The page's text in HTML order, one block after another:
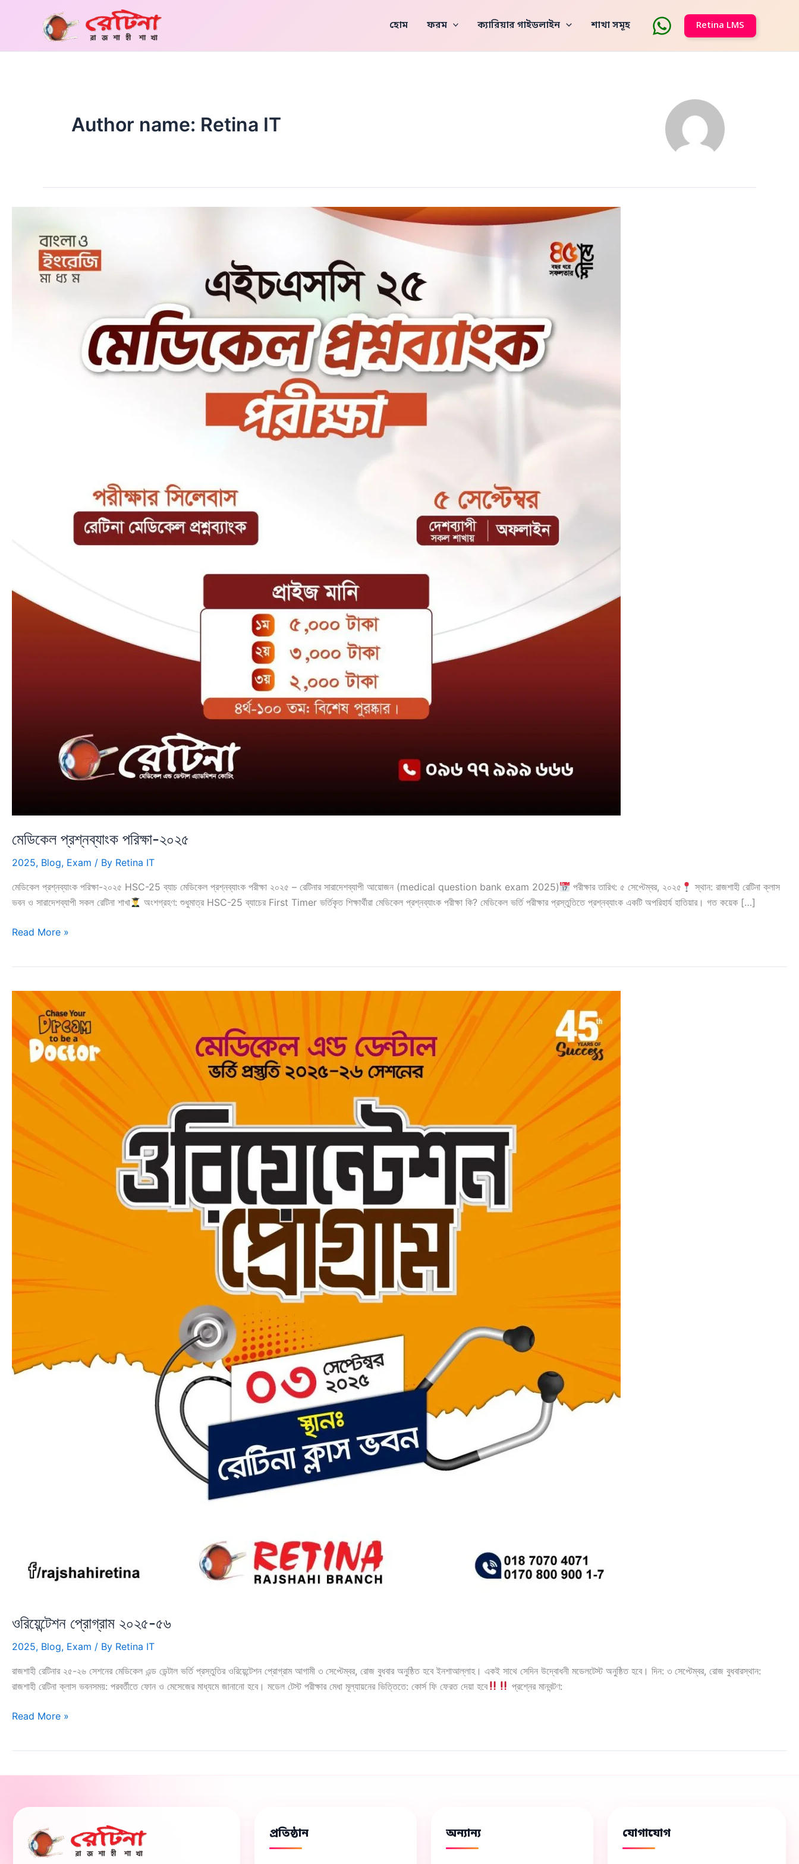
হোম ফরম ক্যারিয়ার গাইডলাইন শাখা সমূহ Retina LMS
Author name: Retina IT
মেডিকেল প্রশ্নব্যাংক পরিক্ষা-২০২৫
2025, Blog, Exam / By Retina IT
মেডিকেল প্রশ্নব্যাংক পরিক্ষা-২০২৫ HSC-25 ব্যাচ মেডিকেল প্রশ্নব্যাংক পরীক্ষা ২০২৫ – রেটিনার সারাদেশব্যাপী আয়োজন (medical question bank exam 2025) পরীক্ষার তারিখ: ৫ সেপ্টেম্বর, ২০২৫
স্থান: রাজশাহী রেটিনা ক্লাস
ভবন ও সারাদেশব্যাপী সকল রেটিনা শাখা
অংশগ্রহণ: শুধুমাত্র HSC-25 ব্যাচের First Timer ভর্তিকৃত শিক্ষার্থীরা মেডিকেল প্রশ্নব্যাংক পরীক্ষা কি? মেডিকেল ভর্তি পরীক্ষার প্রস্তুতিতে প্রশ্নব্যাংক একটি অপরিহার্য হাতিয়ার। গত কয়েক […]
মেডিকেল
Read More »
ওরিয়েন্টেশন প্রোগ্রাম ২০২৫-৫৬
2025, Blog, Exam / By Retina IT
রাজশাহী রেটিনার ২৫-২৬ সেশনের মেডিকেল এন্ড ডেন্টাল ভর্তি প্রস্তুতির ওরিয়েন্টেশন প্রোগ্রাম আগামী ৩ সেপ্টেম্বর, রোজ বুধবার অনুষ্ঠিত হবে ইনশাআল্লাহ। একই সাথে সেদিন উদ্বোধনী মডেলটেস্ট অনুষ্ঠিত হবে। দিন: ৩ সেপ্টেম্বর, রোজ বুধবারস্থান:
রাজশাহী রেটিনা ক্লাস ভবনসময়: পরবর্তীতে ফোন ও মেসেজের মাধ্যমে জানানো হবে। মডেল টেস্ট পরীক্ষার মেধা মূল্যায়নের ভিত্তিতে: কোর্স ফি ফেরত দেয়া হবে
প্রশ্নের মানবন্টণ:
ওরিয়েন্টেশন
Read More »
প্রতিষ্ঠান অন্যান্য যোগাযোগ